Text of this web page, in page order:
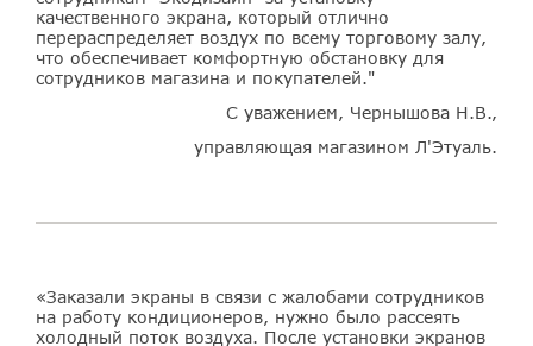
качественного экрана, который отлично
перераспределяет воздух по всему торговому залу,
что обеспечивает комфортную обстановку для
сотрудников магазина и покупателей."
С уважением, Чернышова Н.В.,
управляющая магазином Л'Этуаль.
«Заказали экраны в связи с жалобами сотрудников
на работу кондиционеров, нужно было рассеять
холодный поток воздуха. После установки экранов